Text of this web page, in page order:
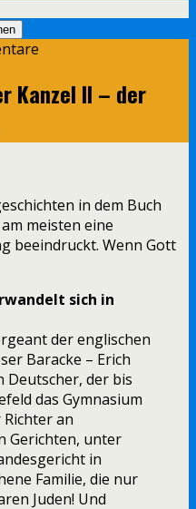
Kanzel II – der
in dem Buch
meisten eine
beeindruckt. Wenn Gott
sich in
der englischen
Baracke – Erich
Deutscher, der bis
das Gymnasium
an
Gerichten, unter
in
Familie, die nur
Juden! Und